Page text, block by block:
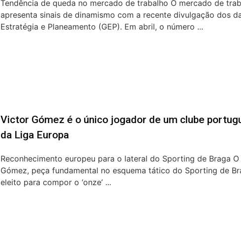
Tendência de queda no mercado de trabalho O mercado de
apresenta sinais de dinamismo com a recente divulgação dos
Estratégia e Planeamento (GEP). Em abril, o número ...
Victor Gómez é o único jogador de um clube
da Liga Europa
Reconhecimento europeu para o lateral do Sporting de Braga
Gómez, peça fundamental no esquema tático do Sporting de
eleito para compor o ‘onze’ ...